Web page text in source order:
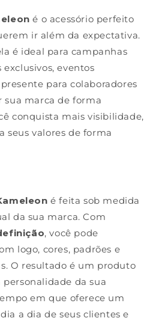
é o acessório perfeito
ir além da expectativa.
é ideal para campanhas
eventos
para colaboradores
sua marca de forma
conquista mais visibilidade,
seus valores de forma
é feita sob medida
da sua marca. Com
, você pode
logo, cores, padrões e
O resultado é um produto
da sua
em que oferece um
a dia de seus clientes e